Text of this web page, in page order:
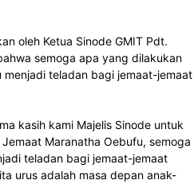
oleh Ketua Sinode GMIT Pdt.
semoga apa yang dilakukan
teladan bagi jemaat-jemaat
kasih kami Majelis Sinode untuk
Maranatha Oebufu, semoga
teladan bagi jemaat-jemaat
urus adalah masa depan anak-